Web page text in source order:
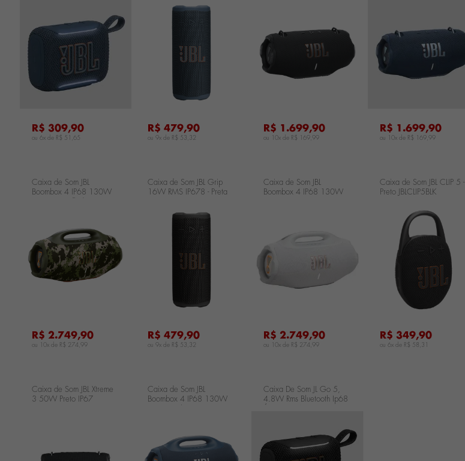
R$ 309,90
ou 6x de R$ 51,65
R$ 479,90
ou 9x de R$ 53,32
R$ 1.699,90
ou 10x de R$ 169,99
R$ 1.699,90
ou 10x de R$ 169,99
Caixa de Som JBL
Boombox 4 IP68 130W
R$ 2.749,90
ou 10x de R$ 274,99
Caixa de Som JBL Grip
16W RMS IP678 - Preta
R$ 479,90
ou 9x de R$ 53,32
Caixa de Som JBL
Boombox 4 IP68 130W
R$ 2.749,90
ou 10x de R$ 274,99
Caixa de Som JBL CLIP 5 -
Preto JBLCLIP5BLK
R$ 349,90
ou 6x de R$ 58,31
Caixa de Som JBL Xtreme
3 50W Preto IP67
Caixa de Som JBL
Boombox 4 IP68 130W
Caixa De Som JL Go 5,
4.8W Rms Bluetooth Ip68